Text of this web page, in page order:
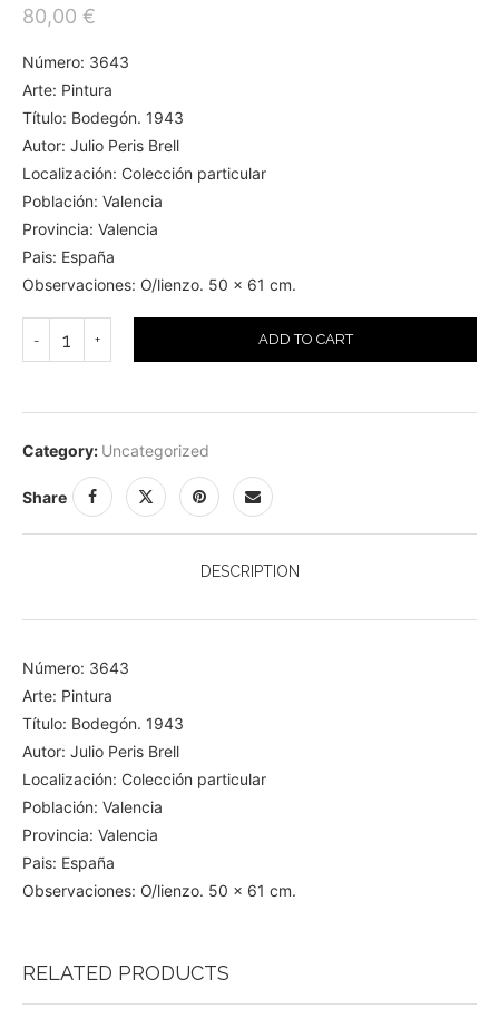
80,00 €
Número: 3643
Arte: Pintura
Título: Bodegón. 1943
Autor: Julio Peris Brell
Localización: Colección particular
Población: Valencia
Provincia: Valencia
Pais: España
Observaciones: O/lienzo. 50 x 61 cm.
ADD TO CART
Category: Uncategorized
Share
DESCRIPTION
Número: 3643
Arte: Pintura
Título: Bodegón. 1943
Autor: Julio Peris Brell
Localización: Colección particular
Población: Valencia
Provincia: Valencia
Pais: España
Observaciones: O/lienzo. 50 x 61 cm.
RELATED PRODUCTS